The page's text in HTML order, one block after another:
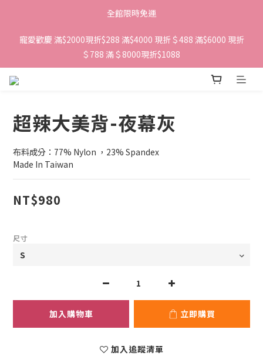
全館限時免運
寵愛歡慶 滿$2000現折$288 滿$4000 現折＄488 滿$6000 現折
＄788 滿＄8000現折$1088
超辣大美背-夜幕灰
布料成分：77% Nylon ，23% Spandex
Made In Taiwan
NT$980
尺寸
加入購物車 立即購買
加入追蹤清單